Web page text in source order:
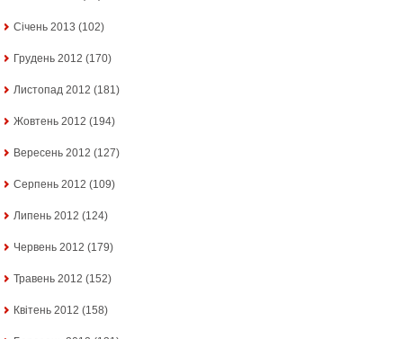
Січень 2013 (102)
Грудень 2012 (170)
Листопад 2012 (181)
Жовтень 2012 (194)
Вересень 2012 (127)
Серпень 2012 (109)
Липень 2012 (124)
Червень 2012 (179)
Травень 2012 (152)
Квітень 2012 (158)